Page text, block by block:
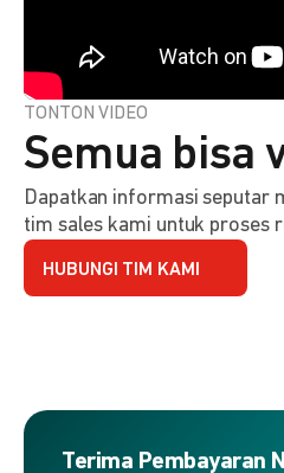
TONTON VIDEO
Semua bisa
Dapatkan informasi seputar
tim sales kami untuk proses
HUBUNGI TIM KAMI
Terima Pembayaran